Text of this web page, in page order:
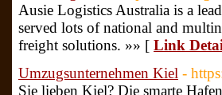
Ausie Logistics Australia is a
served lots of national and
freight solutions. »» [ Link
Umzugsunternehmen Kiel -
Sie lieben Kiel? Die smarte